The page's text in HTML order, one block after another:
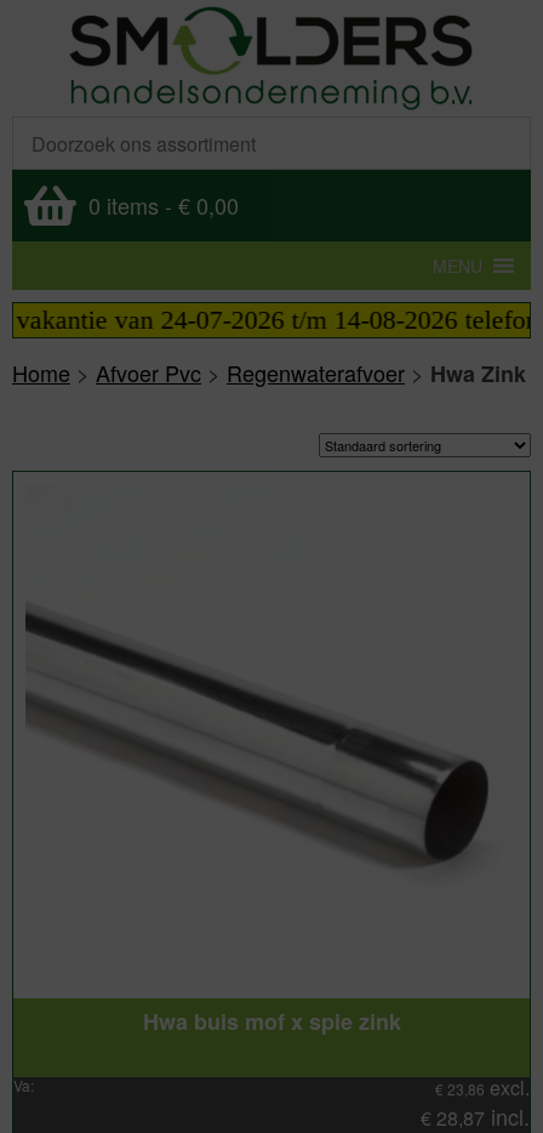
0 items - € 0,00
MENU
07-2026 t/m 14-08-2026 telefonisch
Home > Afvoer Pvc > Regenwaterafvoer > Hwa Zink
Hwa buis mof x spie zink
Va: € 23,86 excl.
€ 28,87 incl.